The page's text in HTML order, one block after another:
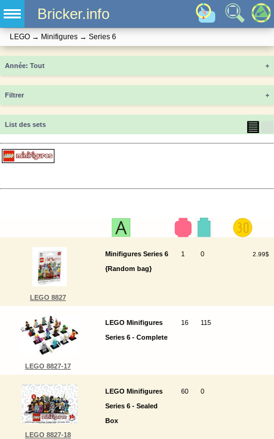
Bricker.info
LEGO → Minifigures → Series 6
Année +
Filtrer +
List des sets ▤
LEGO 8827
Minifigures Series 6
{Random bag}
1 0 2.99$
LEGO 8827-17
LEGO Minifigures
Series 6 - Complete
16 115
LEGO 8827-18
LEGO Minifigures
Series 6 - Sealed
Box
60 0